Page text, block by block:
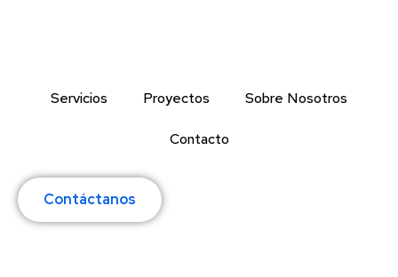
Servicios Proyectos Sobre Nosotros
Contacto
Contáctanos